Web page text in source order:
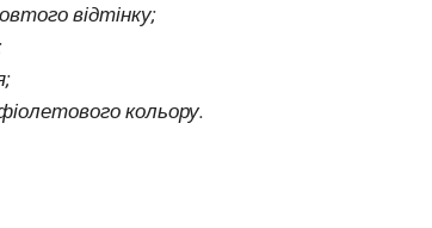
відтінку;
кольору.